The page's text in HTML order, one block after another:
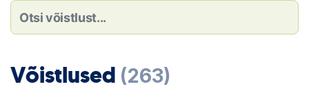
Galerii
Kalender
Võistlused (263)